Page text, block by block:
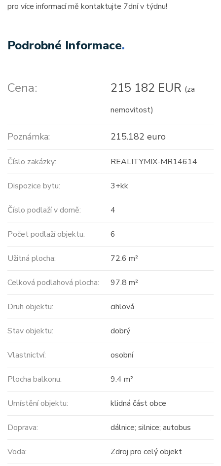
pro více informací mě kontaktujte 7dní v týdnu!
Podrobné Informace.
Cena: 215 182 EUR (za
nemovitost)
Poznámka: 215.182 euro
Číslo zakázky: REALITYMIX-MR14614
Dispozice bytu: 3+kk
Číslo podlaží v domě: 4
Počet podlaží objektu: 6
Užitná plocha: 72.6 m²
Celková podlahová plocha: 97.8 m²
Druh objektu: cihlová
Stav objektu: dobrý
Vlastnictví: osobní
Plocha balkonu: 9.4 m²
Umístění objektu: klidná část obce
Doprava: dálnice; silnice; autobus
Voda: Zdroj pro celý objekt